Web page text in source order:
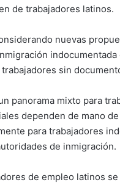
de trabajadores latinos.
nuevas
sin
panorama mixto para
dependen de mano
para trabajadores
de inmigración.
de empleo latinos